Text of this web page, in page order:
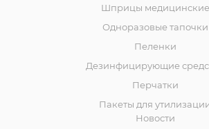
Шприцы медицинские
Одноразовые тапочки
Пеленки
Дезинфицирующие
Перчатки
Пакеты для
Новости